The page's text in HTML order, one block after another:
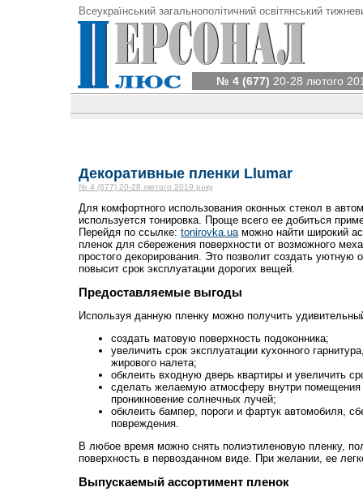
Всеукраїнський загальнополітичний освітянський
№ 4 (677) 20-28 лютого
Декоративные пленки Llumar
№ 4 (677) 20-28 лютого 2019 року
Для комфортного использования оконных стекол в
используется тонировка. Проще всего ее добиться
Перейдя по ссылке: tonirovka.ua можно найти широкий
пленок для сбережения поверхности от возможного
простого декорирования. Это позволит создать уютную
повысит срок эксплуатации дорогих вещей.
Предоставляемые выгоды
Используя данную пленку можно получить
создать матовую поверхность подоконника;
увеличить срок эксплуатации кухонного
жирового налета;
обклеить входную дверь квартиры и увеличить
сделать желаемую атмосферу внутри помещения
проникновение солнечных лучей;
обклеить бампер, пороги и фартук автомобиля,
повреждения.
В любое время можно снять полиэтиленовую пленку,
поверхность в первозданном виде. При желании, ее
Выпускаемый ассортимент пленок